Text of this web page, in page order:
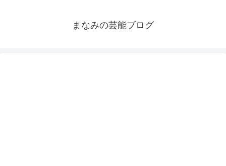
まなみの芸能ブログ